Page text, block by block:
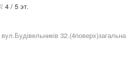
4 / 5 эт.